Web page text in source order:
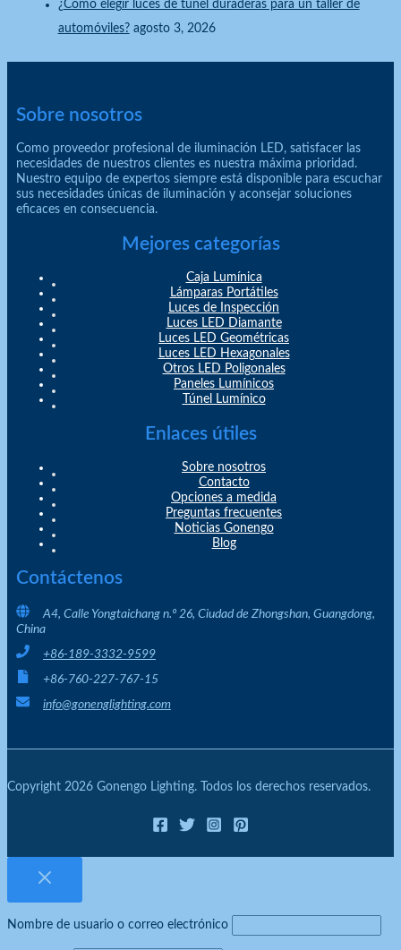
¿Cómo elegir luces de túnel duraderas para un taller de
automóviles? agosto 3, 2026
Sobre nosotros
Como proveedor profesional de iluminación LED, satisfacer las
necesidades de nuestros clientes es nuestra máxima prioridad.
Nuestro equipo de expertos siempre está disponible para escuchar
sus necesidades únicas de iluminación y aconsejar soluciones
eficaces en consecuencia.
Mejores categorías
Caja Lumínica
Lámparas Portátiles
Luces de Inspección
Luces LED Diamante
Luces LED Geométricas
Luces LED Hexagonales
Otros LED Poligonales
Paneles Lumínicos
Túnel Lumínico
Enlaces útiles
Sobre nosotros
Contacto
Opciones a medida
Preguntas frecuentes
Noticias Gonengo
Blog
Contáctenos
A4, Calle Yongtaichang n.º 26, Ciudad de Zhongshan, Guangdong,
China
+86-189-3332-9599
+86-760-227-767-15
info@gonenglighting.com
Copyright 2026 Gonengo Lighting. Todos los derechos reservados.
Nombre de usuario o correo electrónico